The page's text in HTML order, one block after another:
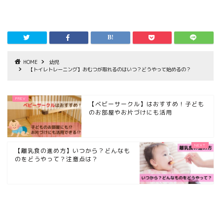
HOME
幼児
【トイレトレーニング】おむつが取れるのはいつ？どうやって始めるの？
【ベビーサークル】はおすすめ！子ども
のお部屋やお片づけにも活用
【離乳食の進め方】いつから？どんなも
のをどうやって？注意点は？